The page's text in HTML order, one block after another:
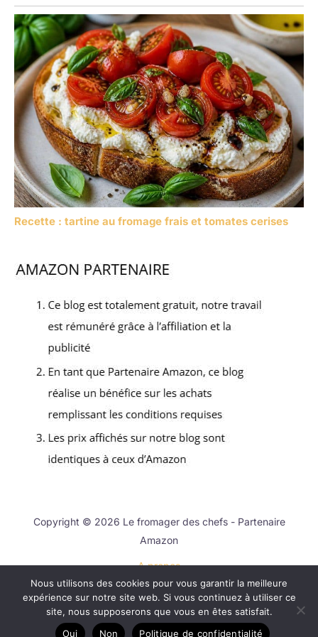
Recette : tartine au fromage frais et tomates cerises
Copyright © 2026 Le fromager des chefs - Partenaire
Amazon
A propos
Contact
Mentions légales
Politique de confidentialité
Nous utilisons des cookies pour vous garantir la meilleure
expérience sur notre site web. Si vous continuez à utiliser ce
site, nous supposerons que vous en êtes satisfait.
Oui
Non Politique de confidentialité